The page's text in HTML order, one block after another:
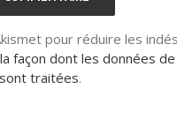
pour réduire les
façon dont les données
traitées.